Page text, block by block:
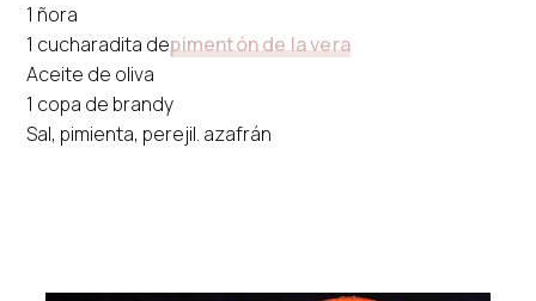
1 ñora
1 cucharadita depimentón de la vera
Aceite de oliva
1 copa de brandy
Sal, pimienta, perejil. azafrán